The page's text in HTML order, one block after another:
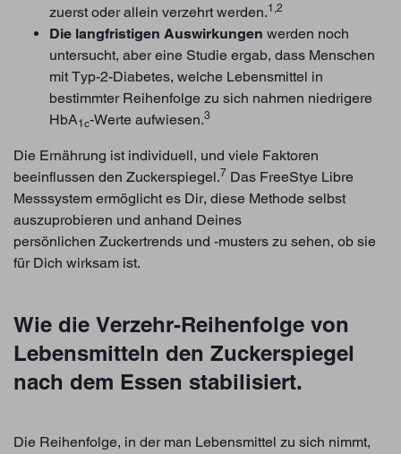
zuerst oder allein verzehrt werden.1,2
Die langfristigen Auswirkungen werden noch
untersucht, aber eine Studie ergab, dass Menschen
mit Typ-2-Diabetes, welche Lebensmittel in
bestimmter Reihenfolge zu sich nahmen niedrigere
HbA1c-Werte aufwiesen.3
Die Ernährung ist individuell, und viele Faktoren
beeinflussen den Zuckerspiegel.7 Das FreeStye Libre
Messsystem ermöglicht es Dir, diese Methode selbst
auszuprobieren und anhand Deines
persönlichen Zuckertrends und -musters zu sehen, ob sie
für Dich wirksam ist.
Wie die Verzehr-Reihenfolge von
Lebensmitteln den Zuckerspiegel
nach dem Essen stabilisiert.
Die Reihenfolge, in der man Lebensmittel zu sich nimmt,